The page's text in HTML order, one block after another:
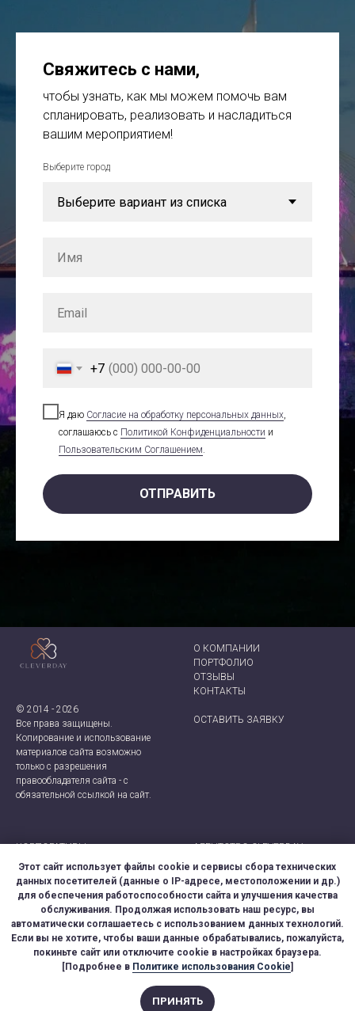
Этот сайт использует файлы cookie и сервисы сбора технических
данных посетителей (данные о IP-адресе, местоположении и др.)
для обеспечения работоспособности сайта и улучшения качества
обслуживания. Продолжая использовать наш ресурс, вы
автоматически соглашаетесь с использованием данных технологий.
Если вы не хотите, чтобы ваши данные обрабатывались, пожалуйста,
покиньте сайт или отключите cookie в настройках браузера.
[Подробнее в Политике использования Cookie]
ПРИНЯТЬ
Свяжитесь с нами,
чтобы узнать, как мы можем помочь вам
спланировать, реализовать и насладиться
вашим мероприятием!
Выберите город
+7
Я даю Cогласие на обработку персональных данных,
соглашаюсь с Политикой Конфиденциальности и
Пользовательским Соглашением.
ОТПРАВИТЬ
© 2014 - 2026
Все права защищены.
Копирование и использование
материалов сайта возможно
только с разрешения
правообладателя сайта - с
обязательной ссылкой на сайт.
О КОМПАНИИ
ПОРТФОЛИО
ОТЗЫВЫ
КОНТАКТЫ
ОСТАВИТЬ ЗАЯВКУ
КОРПОРАТИВЫ
ТИМБИЛДИНГИ
ДЕЛОВЫЕ МЕРОПРИЯТИЯ
ДНИ РОЖДЕНИЯ
ДЕТСКИЕ ПРАЗДНИКИ
АГЕНТСТВО CLEVERDAY
+7 (921) 924-66-28
CLEVER-EVENT@MAIL.RU
МОСКВА, САНКТ-ПЕТЕРБУРГ
ПРАВОВАЯ ИНФОРМАЦИЯ
Обращаем Ваше внимание на то, что данный Интернет-сайт носит исключительно
информационный характер и ни при каких условиях результаты расчетов не